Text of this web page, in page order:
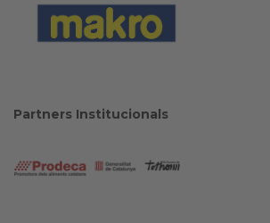
Partners Institucionals